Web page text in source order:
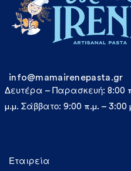
Εταιρεία
info@mamairenepasta.gr
Δευτέρα – Παρασκευή: 8:00
μ.μ. Σάββατο: 9:00 π.μ. – 3:00